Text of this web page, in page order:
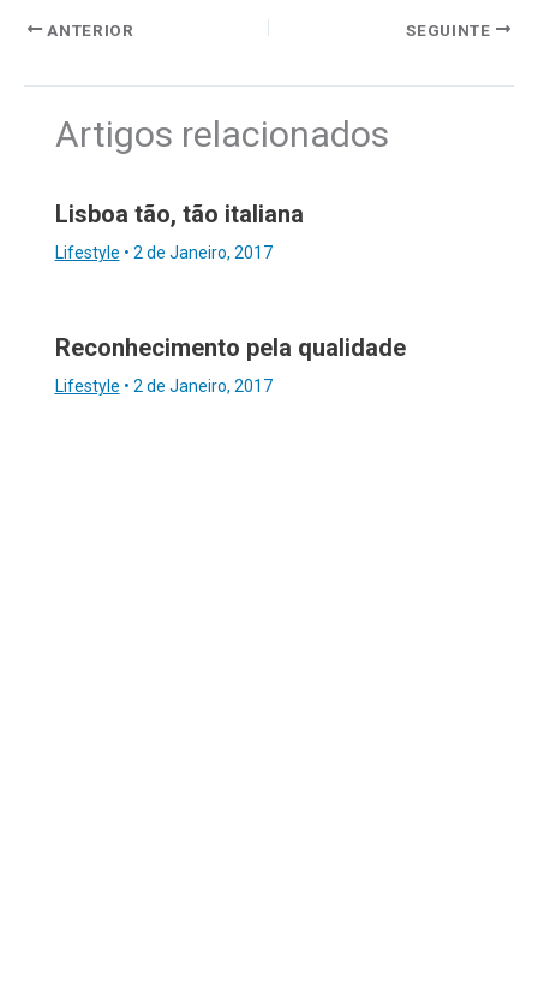
ANTERIOR SEGUINTE
Artigos relacionados
Lisboa tão, tão italiana
Lifestyle • 2 de Janeiro, 2017
Reconhecimento pela qualidade
Lifestyle • 2 de Janeiro, 2017